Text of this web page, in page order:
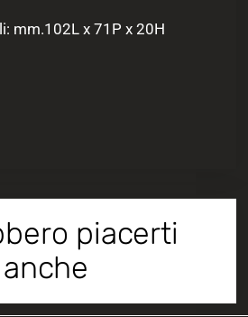
mm.102L x 71P x 20H
piacerti
anche